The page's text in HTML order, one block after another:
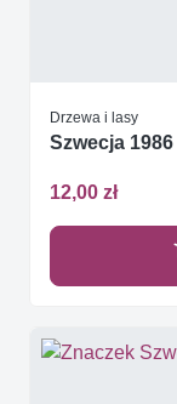
Drzewa i lasy
Szwecja
12,00 zł